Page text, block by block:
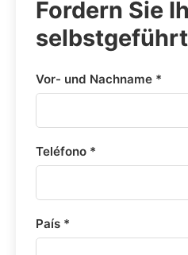
Fordern Sie
Vor- und Nachname *
Teléfono *
País *